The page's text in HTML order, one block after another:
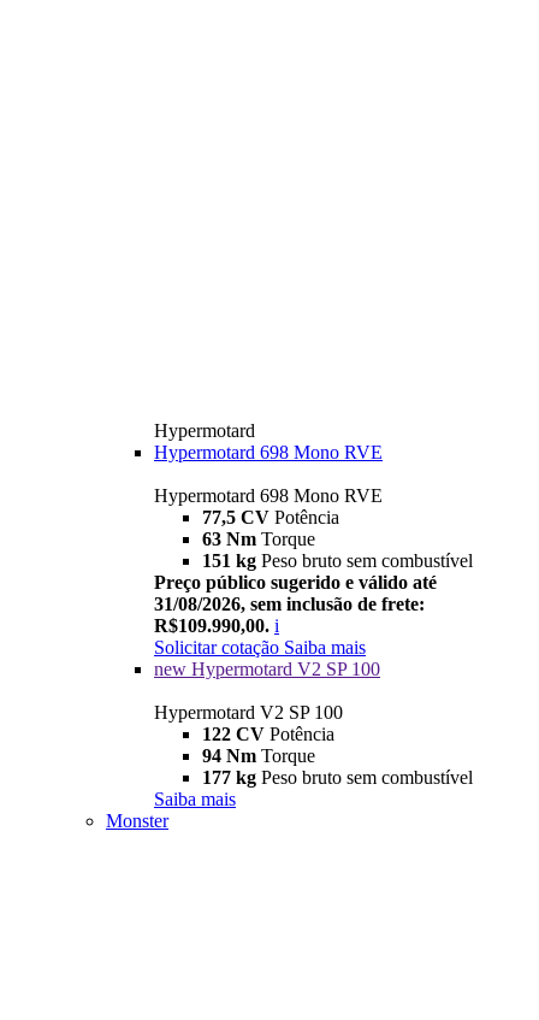
Hypermotard
Hypermotard 698 Mono RVE
Hypermotard 698 Mono RVE
77,5 CV Potência
63 Nm Torque
151 kg Peso bruto sem combustível
Preço público sugerido e válido até
31/08/2026, sem inclusão de frete:
R$109.990,00. i
Solicitar cotação Saiba mais
new Hypermotard V2 SP 100
Hypermotard V2 SP 100
122 CV Potência
94 Nm Torque
177 kg Peso bruto sem combustível
Saiba mais
Monster